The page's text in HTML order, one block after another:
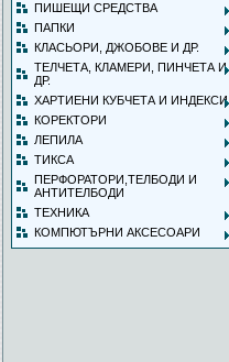
ПИШЕЩИ СРЕДСТВА
ПАПКИ
КЛАСЬОРИ, ДЖОБОВЕ И ДР.
ТЕЛЧЕТА, КЛАМЕРИ, ПИНЧЕТА И
ДР.
ХАРТИЕНИ КУБЧЕТА И ИНДЕКСИ
КОРЕКТОРИ
ЛЕПИЛА
ТИКСА
ПЕРФОРАТОРИ,ТЕЛБОДИ И
АНТИТЕЛБОДИ
ТЕХНИКА
КОМПЮТЪРНИ АКСЕСОАРИ